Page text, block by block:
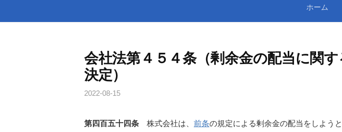
ス
ホーム
会社法第４５４条（剰余金の配当に関
決定）
2022-08-15
第四百五十四条 株式会社は、 前条の規定による剰余金の配当をしよう